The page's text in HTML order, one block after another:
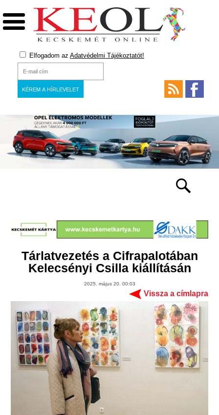
Elfogadom az Adatvédelmi Tájékoztatót!
Tárlatvezetés a Cifrapalotában
Kelecsényi Csilla kiállításán
2025. május 20. 00:03
Vissza a címlapra